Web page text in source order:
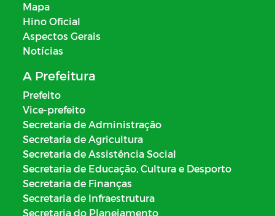
Mapa
Hino Oficial
Aspectos Gerais
Notícias
A Prefeitura
Prefeito
Vice-prefeito
Secretaria de Administração
Secretaria de Agricultura
Secretaria de Assistência Social
Secretaria de Educação, Cultura e Desporto
Secretaria de Finanças
Secretaria de Infraestrutura
Secretaria do Planejamento